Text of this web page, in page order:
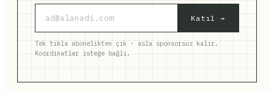
Katıl →
Tek tıkla abonelikten çık · asla sponsorsuz kalır.
Koordinatlar isteğe bağlı.